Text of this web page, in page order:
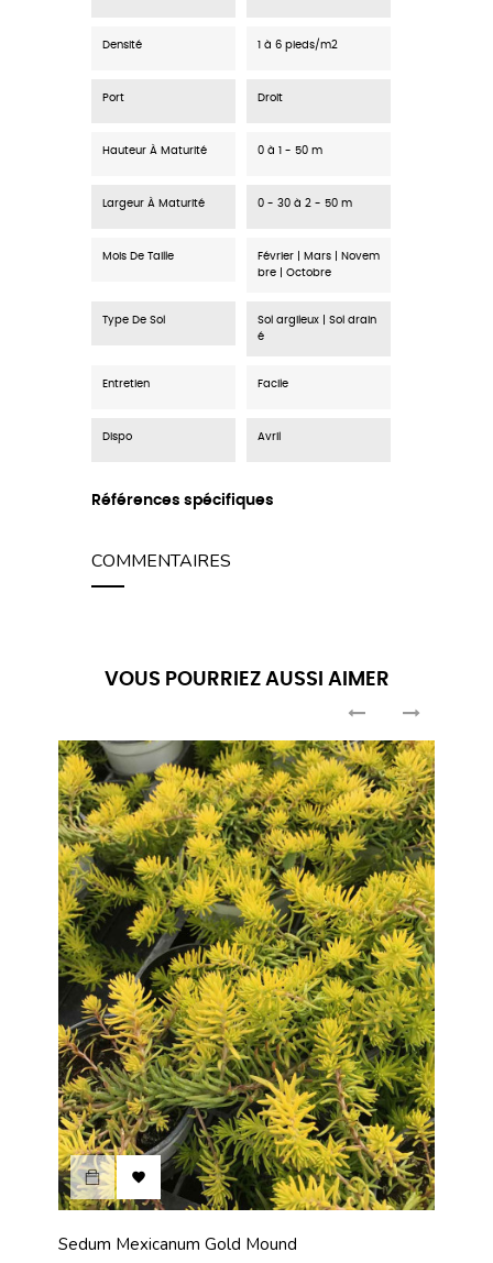
Densité 1 à 6 pieds/m2
Port Droit
Hauteur À Maturité 0 à 1 - 50 m
Largeur À Maturité 0 - 30 à 2 - 50 m
Mois De Taille
Février | Mars | Novem
bre | Octobre
Type De Sol
Sol argileux | Sol drain
é
Entretien Facile
Dispo Avril
Références spécifiques
COMMENTAIRES
VOUS POURRIEZ AUSSI AIMER

Sedum Mexicanum Gold Mound
‹ ›